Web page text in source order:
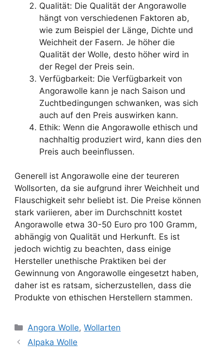
Qualität: Die Qualität der Angorawolle
hängt von verschiedenen Faktoren ab,
wie zum Beispiel der Länge, Dichte und
Weichheit der Fasern. Je höher die
Qualität der Wolle, desto höher wird in
der Regel der Preis sein.
Verfügbarkeit: Die Verfügbarkeit von
Angorawolle kann je nach Saison und
Zuchtbedingungen schwanken, was sich
auch auf den Preis auswirken kann.
Ethik: Wenn die Angorawolle ethisch und
nachhaltig produziert wird, kann dies den
Preis auch beeinflussen.
Generell ist Angorawolle eine der teureren
Wollsorten, da sie aufgrund ihrer Weichheit und
Flauschigkeit sehr beliebt ist. Die Preise können
stark variieren, aber im Durchschnitt kostet
Angorawolle etwa 30-50 Euro pro 100 Gramm,
abhängig von Qualität und Herkunft. Es ist
jedoch wichtig zu beachten, dass einige
Hersteller unethische Praktiken bei der
Gewinnung von Angorawolle eingesetzt haben,
daher ist es ratsam, sicherzustellen, dass die
Produkte von ethischen Herstellern stammen.
Kategorien
Angora Wolle,Wollarten
Alpaka Wolle